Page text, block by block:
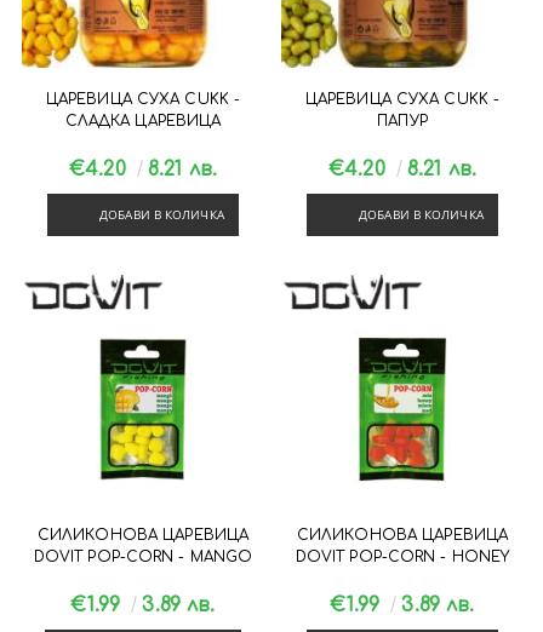
ЦАРЕВИЦА СУХА CUKK -
СЛАДКА ЦАРЕВИЦА
€4.20 8.21 лв.
ДОБАВИ В КОЛИЧКА
ЦАРЕВИЦА СУХА CUKK -
ПАПУР
€4.20 8.21 лв.
ДОБАВИ В КОЛИЧКА
СИЛИКОНОВА ЦАРЕВИЦА
DOVIT POP-CORN - MANGO
€1.99 3.89 лв.
СИЛИКОНОВА ЦАРЕВИЦА
DOVIT POP-CORN - HONEY
€1.99 3.89 лв.